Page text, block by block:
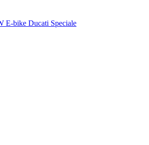
E-bike Ducati Speciale